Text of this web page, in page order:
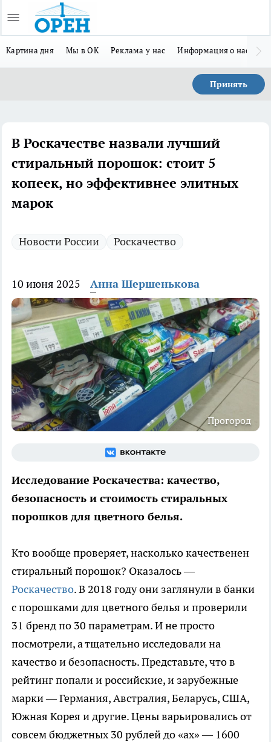
Картина дня Мы в ОК Реклама у нас Информация о нас
Принять
В Роскачестве назвали лучший
стиральный порошок: стоит 5
копеек, но эффективнее элитных
марок
Новости России Роскачество
10 июня 2025 Анна Шершенькова
Прогород
Исследование Роскачества: качество,
безопасность и стоимость стиральных
порошков для цветного белья.
Кто вообще проверяет, насколько качественен
стиральный порошок? Оказалось —
Роскачество. В 2018 году они заглянули в банки
с порошками для цветного белья и проверили
31 бренд по 30 параметрам. И не просто
посмотрели, а тщательно исследовали на
качество и безопасность. Представьте, что в
рейтинг попали и российские, и зарубежные
марки — Германия, Австралия, Беларусь, США,
Южная Корея и другие. Цены варьировались от
совсем бюджетных 30 рублей до «ах» — 1600